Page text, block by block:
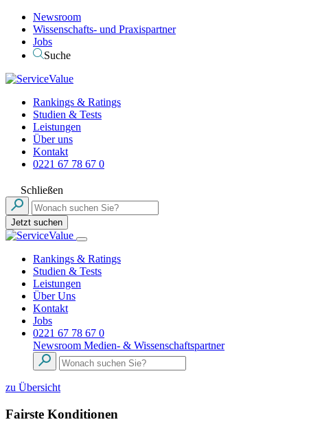
Newsroom
Wissenschafts- und Praxispartner
Jobs
Suche
Rankings & Ratings
Studien & Tests
Leistungen
Über uns
Kontakt
0221 67 78 67 0
Schließen
Jetzt suchen
Rankings & Ratings
Studien & Tests
Leistungen
Über Uns
Kontakt
Jobs
0221 67 78 67 0
Newsroom Medien- & Wissenschaftspartner
zu Übersicht
Fairste Konditionen